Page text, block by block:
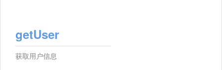
getUser
获取用户信息